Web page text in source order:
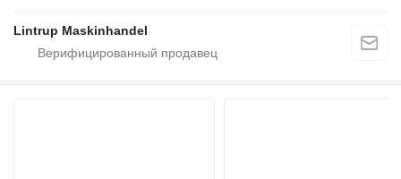
Lintrup Maskinhandel